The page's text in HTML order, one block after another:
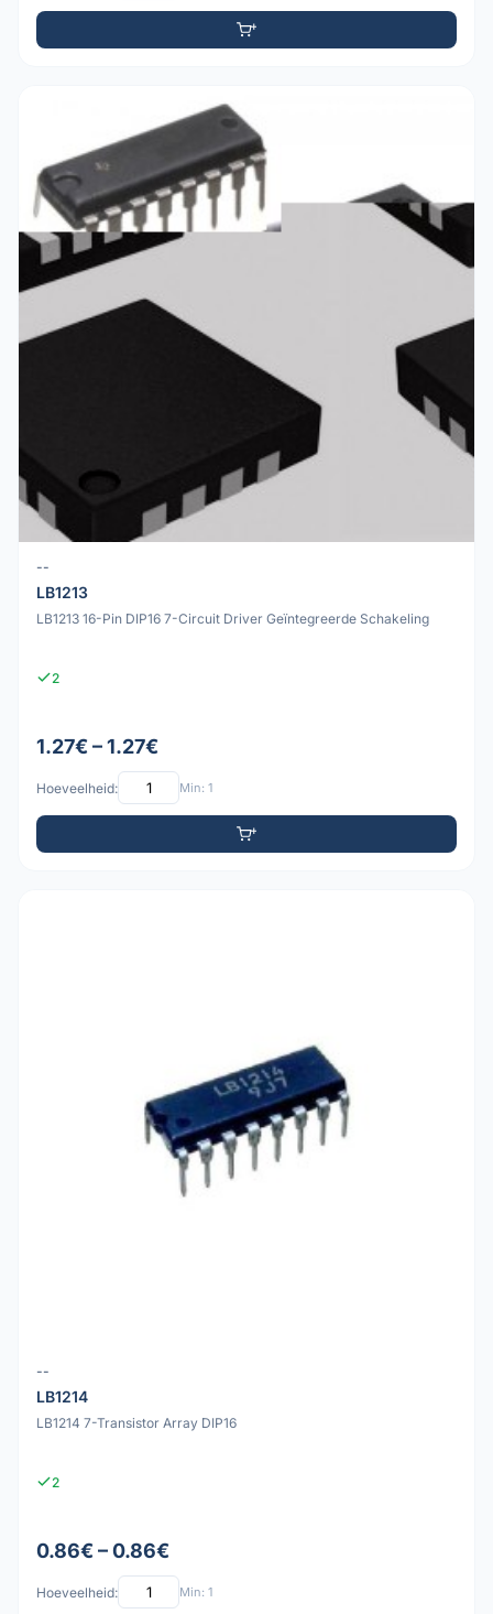
--
LB1213
LB1213 16-Pin DIP16 7-Circuit Driver Geïntegreerde Schakeling
2
1.27€ – 1.27€
Hoeveelheid: Min: 1
--
LB1214
LB1214 7-Transistor Array DIP16
2
0.86€ – 0.86€
Hoeveelheid: Min: 1